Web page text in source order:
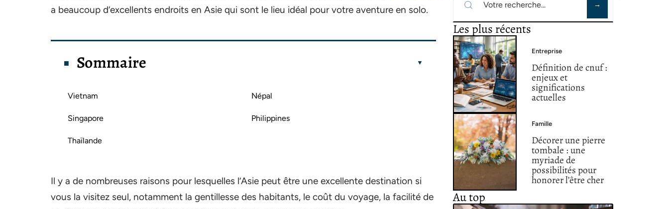
a beaucoup d’excellents endroits en Asie qui sont le lieu idéal pour votre aventure en solo.
Sommaire
Vietnam
Singapore
Thaïlande
Népal
Philippines
Il y a de nombreuses raisons pour lesquelles l’Asie peut être une excellente destination si
vous la visitez seul, notamment la gentillesse des habitants, le coût du voyage, la facilité de
Les plus récents
Entreprise
Définition de cnuf :
enjeux et
significations
actuelles
Famille
Décorer une pierre
tombale : une
myriade de
possibilités pour
honorer l’être cher
Au top